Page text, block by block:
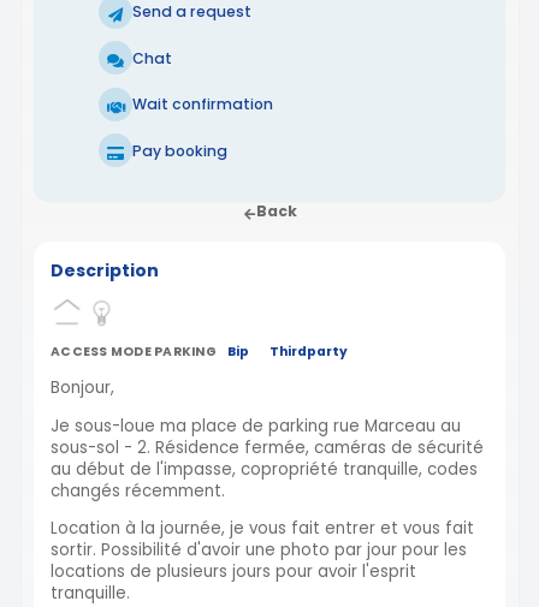
Send a request
Chat
Wait confirmation
Pay booking
Back
Description
ACCESS MODE PARKING Bip Thirdparty
Bonjour,
Je sous-loue ma place de parking rue Marceau au
sous-sol - 2. Résidence fermée, caméras de sécurité
au début de l'impasse, copropriété tranquille, codes
changés récemment.
Location à la journée, je vous fait entrer et vous fait
sortir. Possibilité d'avoir une photo par jour pour les
locations de plusieurs jours pour avoir l'esprit
tranquille.